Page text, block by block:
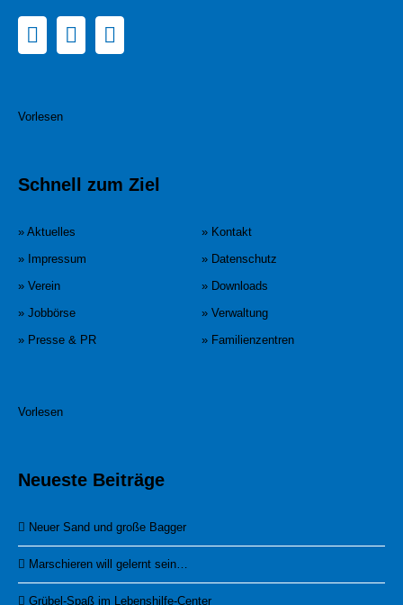
Vorlesen
Schnell zum Ziel
» Aktuelles
» Kontakt
» Impressum
» Datenschutz
» Verein
» Downloads
» Jobbörse
» Verwaltung
» Presse & PR
» Familienzentren
Vorlesen
Neueste Beiträge
Neuer Sand und große Bagger
Marschieren will gelernt sein…
Grübel-Spaß im Lebenshilfe-Center